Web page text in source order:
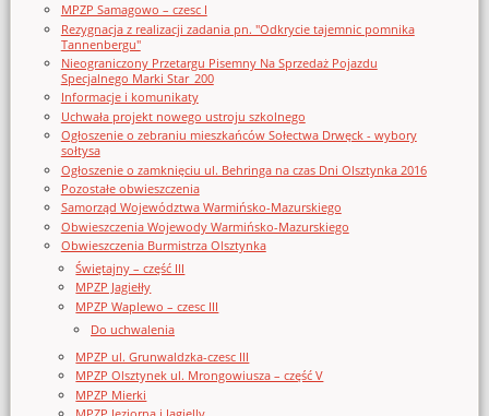
MPZP Samagowo – czesc I
Rezygnacja z realizacji zadania pn. "Odkrycie tajemnic pomnika
Tannenbergu"
Nieograniczony Przetargu Pisemny Na Sprzedaż Pojazdu
Specjalnego Marki Star_200
Informacje i komunikaty
Uchwała projekt nowego ustroju szkolnego
Ogłoszenie o zebraniu mieszkańców Sołectwa Drwęck - wybory
sołtysa
Ogłoszenie o zamknięciu ul. Behringa na czas Dni Olsztynka 2016
Pozostałe obwieszczenia
Samorząd Województwa Warmińsko-Mazurskiego
Obwieszczenia Wojewody Warmińsko-Mazurskiego
Obwieszczenia Burmistrza Olsztynka
Świętajny – część III
MPZP Jagiełły
MPZP Waplewo – czesc III
Do uchwalenia
MPZP ul. Grunwaldzka-czesc III
MPZP Olsztynek ul. Mrongowiusza – część V
MPZP Mierki